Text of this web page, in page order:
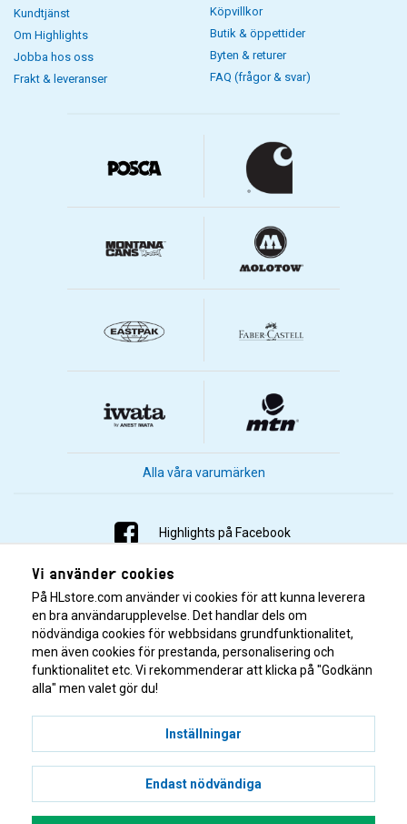
Kundtjänst
Om Highlights
Jobba hos oss
Frakt & leveranser
Köpvillkor
Butik & öppettider
Byten & returer
FAQ (frågor & svar)
Alla våra varumärken
Highlights på Facebook
Highlights på Instagram
Highlights på Youtube
Highlights på Tiktok
© 2001–2026 Highlights/KR Distribution AB.
Vi använder cookies
På HLstore.com använder vi cookies för att kunna leverera
en bra användarupplevelse. Det handlar dels om
nödvändiga cookies för webbsidans grundfunktionalitet,
men även cookies för prestanda, personalisering och
funktionalitet etc. Vi rekommenderar att klicka på "Godkänn
alla" men valet gör du!
Inställningar
Endast nödvändiga